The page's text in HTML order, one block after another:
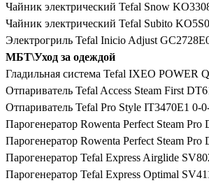
Чайник электрический Tefal Snow
Чайник электрический Tefal Subito
Электрогриль Tefal Inicio Adjust
МБТ\Уход за одеждой
Гладильная система Tefal IXEO POWER
Отпариватель Tefal Access Steam First
Отпариватель Tefal Pro Style IT3470E1 0-
Парогенератор Rowenta Perfect Steam Pro
Парогенератор Rowenta Perfect Steam Pro
Парогенератор Tefal Express Airglide
Парогенератор Tefal Express Optimal